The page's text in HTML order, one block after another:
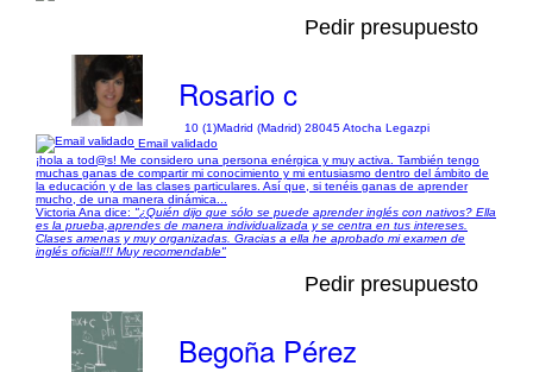
Pedir presupuesto
Rosario c
10 (1)Madrid (Madrid) 28045 Atocha Legazpi
Email validado
¡hola a tod@s! Me considero una persona enérgica y muy activa. También tengo
muchas ganas de compartir mi conocimiento y mi entusiasmo dentro del ámbito de
la educación y de las clases particulares. Así que, si tenéis ganas de aprender
mucho, de una manera dinámica...
Victoria Ana dice: "¿Quién dijo que sólo se puede aprender inglés con nativos? Ella
es la prueba,aprendes de manera individualizada y se centra en tus intereses.
Clases amenas y muy organizadas. Gracias a ella he aprobado mi examen de
inglés oficial!!! Muy recomendable"
Pedir presupuesto
Begoña Pérez